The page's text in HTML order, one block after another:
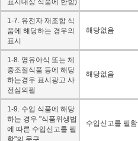
표시대상 식품에 한함)
1-7. 유전자 재조합 식
품에 해당하는 경우의
표시
해당없음
1-8. 영유아식 또는 체
중조절식품 등에 해당
하는경우 표시광고 사
전심의필
해당없음
1-9. 수입 식품에 해당
하는 경우 "식품위생법
에 따른 수입신고를 필
함"의 문구
수입신고를 필함